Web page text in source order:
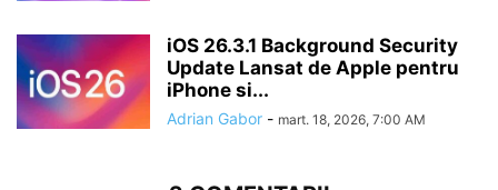
iOS 26.3.1 Background Security
Update Lansat de Apple pentru
iPhone si...
Adrian Gabor - mart. 18, 2026, 7:00 AM